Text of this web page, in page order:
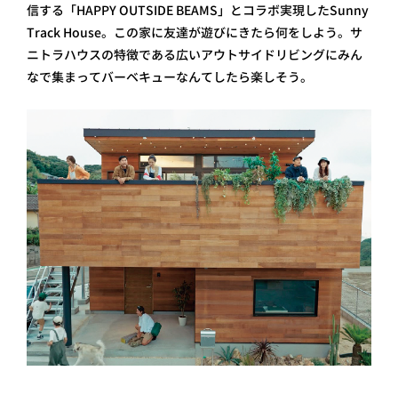
信する「HAPPY OUTSIDE BEAMS」とコラボ実現したSunny
Track House。この家に友達が遊びにきたら何をしよう。サ
ニトラハウスの特徴である広いアウトサイドリビングにみん
なで集まってバーベキューなんてしたら楽しそう。